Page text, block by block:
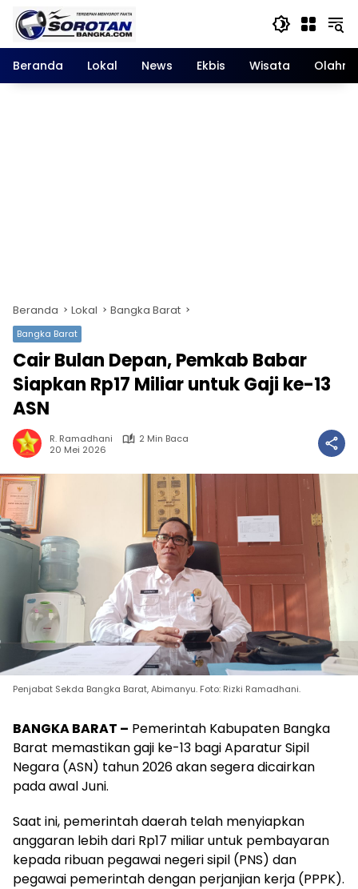
Langsung
konten
Beranda
Lokal News Ekbis Wisata
Beranda Lokal Bangka Barat
Bangka Barat
Cair Bulan Depan, Pemkab Babar
Siapkan Rp17 Miliar untuk Gaji ke-13
ASN
R. Ramadhani
2 Min Baca
20 Mei 2026
Penjabat Sekda Bangka Barat, Abimanyu. Foto: Rizki Ramadhani.
BANGKA BARAT – Pemerintah Kabupaten Bangka
Barat memastikan gaji ke-13 bagi Aparatur Sipil
Negara (ASN) tahun 2026 akan segera dicairkan
pada awal Juni.
Saat ini, pemerintah daerah telah menyiapkan
anggaran lebih dari Rp17 miliar untuk pembayaran
kepada ribuan pegawai negeri sipil (PNS) dan
pegawai pemerintah dengan perjanjian kerja (PPPK).